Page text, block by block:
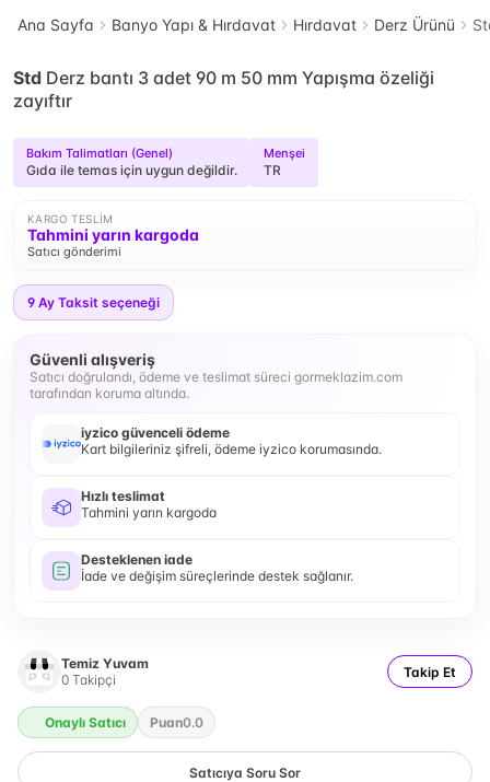
Ana Sayfa Banyo Yapı & Hırdavat Hırdavat Derz Ürünü
Std Derz bantı 3 adet 90 m 50 mm Yapışma özeliği
zayıftır
Bakım Talimatları (Genel)
Gıda ile temas için uygun değildir.
Menşei
TR
KARGO TESLIM
Tahmini yarın kargoda
Satıcı gönderimi
9 Ay Taksit seçeneği
Güvenli alışveriş
Satıcı doğrulandı, ödeme ve teslimat süreci gormeklazim.com
tarafından koruma altında.
iyzico güvenceli ödeme
Kart bilgileriniz şifreli, ödeme iyzico korumasında.
Hızlı teslimat
Tahmini yarın kargoda
Desteklenen iade
İade ve değişim süreçlerinde destek sağlanır.
Temiz Yuvam
0 Takipçi Takip Et
Onaylı Satıcı Puan0.0
Satıcıya Soru Sor